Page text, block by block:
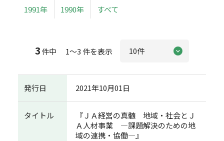
1991年 1990年 すべて
3件中 1～3 件を表示
発行日 2021年10月01日
タイトル
『ＪＡ経営の真髄 地域・社会とＪ
Ａ人材事業 ―課題解決のための地
域の連携・協働―』